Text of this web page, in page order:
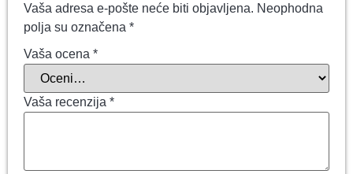
Vaša adresa e-pošte neće biti objavljena. Neophodna
polja su označena *
Vaša ocena *
Vaša recenzija *